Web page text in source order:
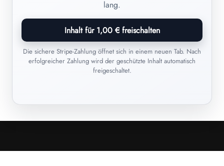
lang.
Inhalt für 1,00 € freischalten
Die sichere Stripe-Zahlung öffnet sich in einem neuen Tab. Nach
erfolgreicher Zahlung wird der geschützte Inhalt automatisch
freigeschaltet.